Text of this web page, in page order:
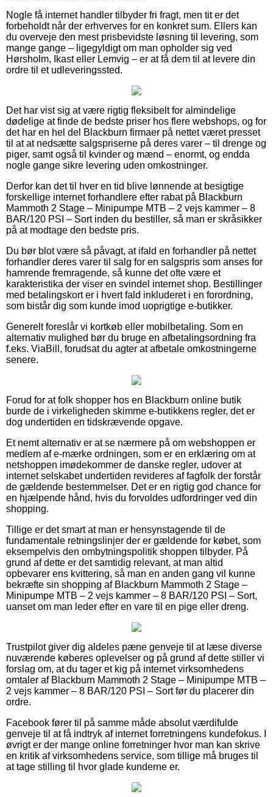
Nogle få internet handler tilbyder fri fragt, men tit er det
forbeholdt når der erhverves for en konkret sum. Ellers kan
du overveje den mest prisbevidste løsning til levering, som
mange gange – ligegyldigt om man opholder sig ved
Hørsholm, Ikast eller Lemvig – er at få dem til at levere din
ordre til et udleveringssted.
Det har vist sig at være rigtig fleksibelt for almindelige
dødelige at finde de bedste priser hos flere webshops, og for
det har en hel del Blackburn firmaer på nettet været presset
til at at nedsætte salgspriserne på deres varer – til drenge og
piger, samt også til kvinder og mænd – enormt, og endda
nogle gange sikre levering uden omkostninger.
Derfor kan det til hver en tid blive lønnende at besigtige
forskellige internet forhandlere efter rabat på Blackburn
Mammoth 2 Stage – Minipumpe MTB – 2 vejs kammer – 8
BAR/120 PSI – Sort inden du bestiller, så man er skråsikker
på at modtage den bedste pris.
Du bør blot være så påvagt, at ifald en forhandler på nettet
forhandler deres varer til salg for en salgspris som anses for
hamrende fremragende, så kunne det ofte være et
karakteristika der viser en svindel internet shop. Bestillinger
med betalingskort er i hvert fald inkluderet i en forordning,
som bistår dig som kunde imod uoprigtige e-butikker.
Generelt foreslår vi kortkøb eller mobilbetaling. Som en
alternativ mulighed bør du bruge en afbetalingsordning fra
f.eks. ViaBill, forudsat du agter at afbetale omkostningerne
senere.
Forud for at folk shopper hos en Blackburn online butik
burde de i virkeligheden skimme e-butikkens regler, det er
dog undertiden en tidskrævende opgave.
Et nemt alternativ er at se nærmere på om webshoppen er
medlem af e-mærke ordningen, som er en erklæring om at
netshoppen imødekommer de danske regler, udover at
internet selskabet undertiden revideres af fagfolk der forstår
de gældende bestemmelser. Det er en rigtig god chance for
en hjælpende hånd, hvis du forvoldes udfordringer ved din
shopping.
Tillige er det smart at man er hensynstagende til de
fundamentale retningslinjer der er gældende for købet, som
eksempelvis den ombytningspolitik shoppen tilbyder. På
grund af dette er det samtidig relevant, at man altid
opbevarer ens kvittering, så man en anden gang vil kunne
bekræfte sin shopping af Blackburn Mammoth 2 Stage –
Minipumpe MTB – 2 vejs kammer – 8 BAR/120 PSI – Sort,
uanset om man leder efter en vare til en pige eller dreng.
Trustpilot giver dig aldeles pæne genveje til at læse diverse
nuværende køberes oplevelser og på grund af dette stiller vi
forslag om, at du tager et kig på internet virksomhedens
omtaler af Blackburn Mammoth 2 Stage – Minipumpe MTB –
2 vejs kammer – 8 BAR/120 PSI – Sort før du placerer din
ordre.
Facebook fører til på samme måde absolut værdifulde
genveje til at få indtryk af internet forretningens kundefokus. I
øvrigt er der mange online forretninger hvor man kan skrive
en kritik af virksomhedens service, som tillige må bruges til
at tage stilling til hvor glade kunderne er.